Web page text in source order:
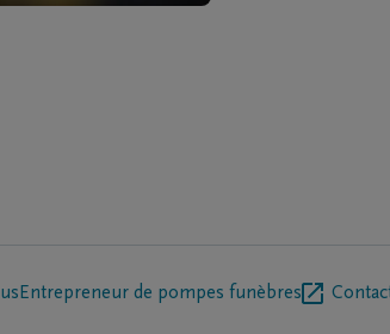
Entrepreneur de pompes funèbres